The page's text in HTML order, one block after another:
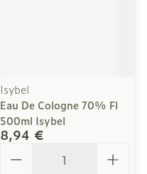
Isybel
Eau De Cologne 70% Fl
500ml Isybel
8,94 €